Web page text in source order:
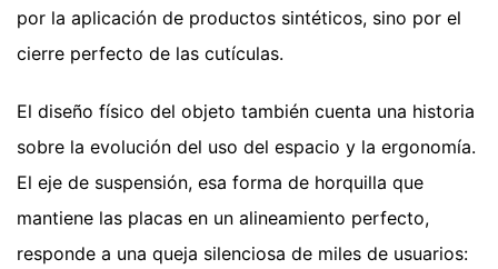
por la aplicación de productos sintéticos, sino por el
cierre perfecto de las cutículas.
El diseño físico del objeto también cuenta una historia
sobre la evolución del uso del espacio y la ergonomía.
El eje de suspensión, esa forma de horquilla que
mantiene las placas en un alineamiento perfecto,
responde a una queja silenciosa de miles de usuarios: